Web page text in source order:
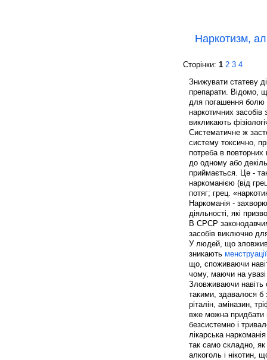
Наркотизм,
Сторінки: 1 2 3 4
Знижувати статеву
препарати. Відомо,
для погашення болю
наркотичних
викликають
Систематичне ж
систему токсично,
потреба в
до одному або
приймається. Це -
наркоманією (від
потяг; грец.
Наркоманія -
діяльності, які
В СРСР
засобів виключно
У людей, що
зникають менструації
що, споживаючи
чому, маючи на увазі
Зловживаючи навіть
такими, здавалося б
ріталін, аміназин,
вже можна придбати
безсистемно і
лікарська
так само складно, як
алкоголь і нікотин,